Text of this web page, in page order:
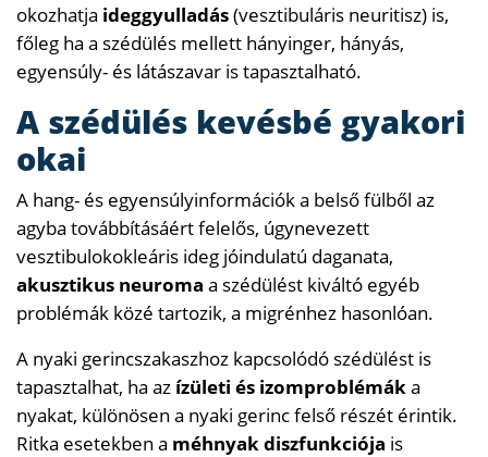
okozhatja ideggyulladás(vesztibuláris neuritisz) is,
főleg ha a szédülés mellett hányinger, hányás,
egyensúly- és látászavar is tapasztalható.
A szédülés kevésbé gyakori
okai
A hang- és egyensúlyinformációk a belső fülből az
agyba továbbításáért felelős, úgynevezett
vesztibulokokleáris ideg jóindulatú daganata,
akusztikus neuroma a szédülést kiváltó egyéb
problémák közé tartozik, a migrénhez hasonlóan.
A nyaki gerincszakaszhoz kapcsolódó szédülést is
tapasztalhat, ha az ízületi és izomproblémáka
nyakat, különösen a nyaki gerinc felső részét érintik.
Ritka esetekben a méhnyak diszfunkciója is